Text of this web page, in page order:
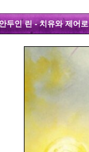
두인 린 - 치유와 제어